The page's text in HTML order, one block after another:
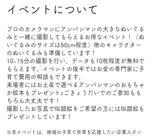
プロのカメラマンにアンパンマンの大きなぬいぐる
みと一緒に撮影してもらえるお得なイベント！（ぬ
いぐるみのサイズは50cm程度）他のキャラクター
のぬいぐるみも準備しています！
10-15分の撮影を行い、データも10枚程度が無料で
もらえます。 イベントの後半ではお金の専門家に子
育て費用の相談もできます。
来場者にはお土産で選べるアンパンマンのおもちゃ
か絵本もプレゼント♪ごきょうだいでのご参加もも
ちろん大丈夫です！
撮影したお写真で似顔絵をご希望の方には似顔絵も
プレゼントしています！​
※本イベントは、地域の子育て世帯を応援したい企業スポン
​イベントについて